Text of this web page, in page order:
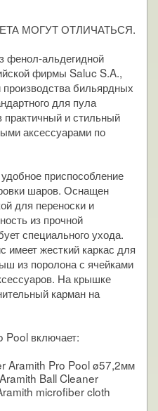
МОГУТ ОТЛИЧАТЬСЯ.
альдегидной
фирмы Saluc S.A.,
бильярдных
для пула
и стильный
аксессуарами по
приспособление
шаров. Оснащен
для переноски и
из прочной
специального ухода.
имеет жесткий каркас для
из поролона с ячейками
На крышке
карман на
Pool включает:
Aramith Pro Pool ø57,2мм
Ball Cleaner
microfiber cloth